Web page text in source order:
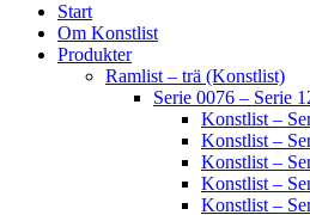
Start
Om Konstlist
Produkter
Ramlist – trä (Konstlist)
Serie 0076 – Serie
Konstlist –
Konstlist –
Konstlist –
Konstlist –
Konstlist –